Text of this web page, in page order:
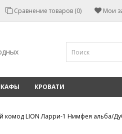
Мои
Сравнение товаров (0)
КРОВАТИ
комод LION Ларри-1 Нимфея альба/